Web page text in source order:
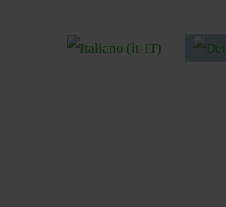
Sprache auswählen